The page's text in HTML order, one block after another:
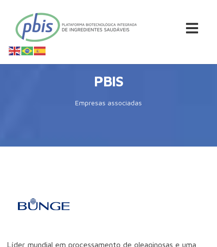
PBIS
Empresas associadas
Líder mundial em processamento de oleaginosas e uma